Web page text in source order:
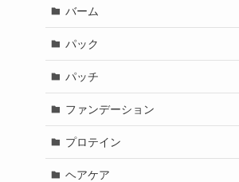
バーム
パック
パッチ
ファンデーション
プロテイン
ヘアケア